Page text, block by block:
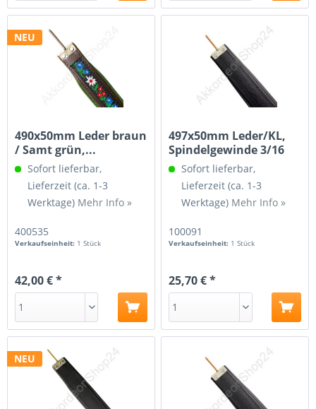
NEU
490x50mm Leder braun
/ Samt grün,...
Sofort lieferbar,
Lieferzeit (ca. 1-3
Werktage) Mehr Info »
400535
Verkaufseinheit: 1 Stück
42,00 € *
497x50mm Leder/KL,
Spindelgewinde 3/16
Sofort lieferbar,
Lieferzeit (ca. 1-3
Werktage) Mehr Info »
100091
Verkaufseinheit: 1 Stück
25,70 € *
NEU